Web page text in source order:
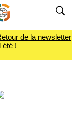
de la newsletter
été !